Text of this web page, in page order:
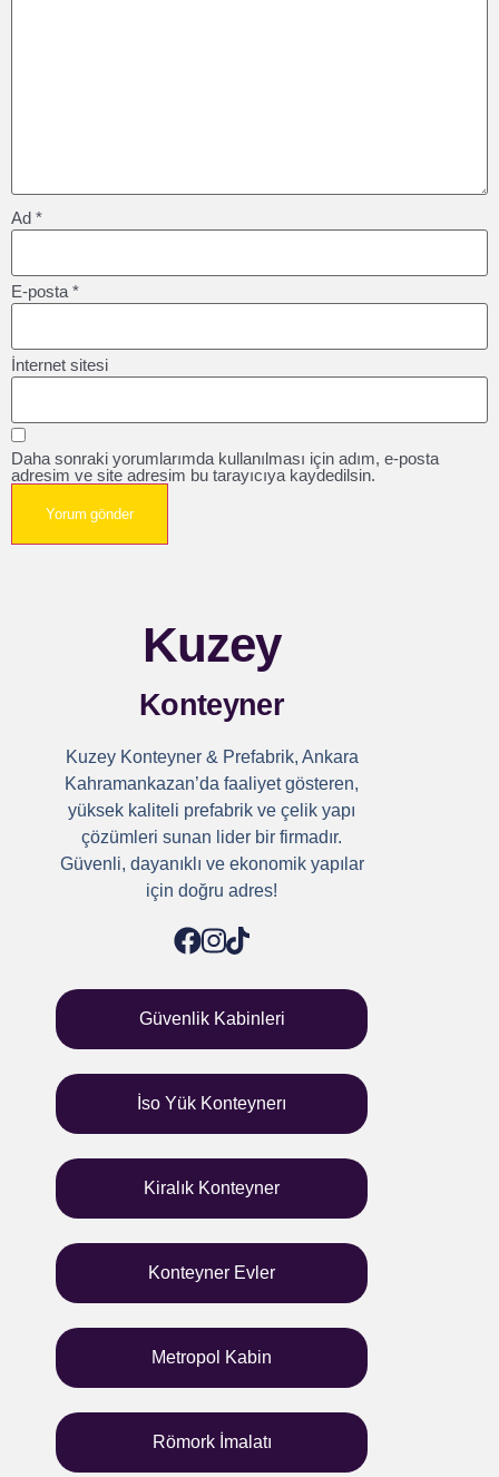
Ad *
E-posta *
İnternet sitesi
Daha sonraki yorumlarımda kullanılması için adım, e-posta
adresim ve site adresim bu tarayıcıya kaydedilsin.
Kuzey
Konteyner
Kuzey Konteyner & Prefabrik, Ankara
Kahramankazan’da faaliyet gösteren,
yüksek kaliteli prefabrik ve çelik yapı
çözümleri sunan lider bir firmadır.
Güvenli, dayanıklı ve ekonomik yapılar
için doğru adres!
Güvenlik Kabinleri
İso Yük Konteynerı
Kiralık Konteyner
Konteyner Evler
Metropol Kabin
Römork İmalatı